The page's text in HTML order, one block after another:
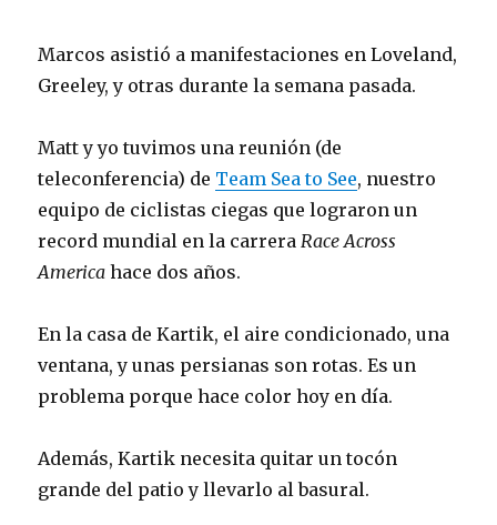
Marcos asistió a manifestaciones en Loveland,
Greeley, y otras durante la semana pasada.
Matt y yo tuvimos una reunión (de
teleconferencia) de Team Sea to See, nuestro
equipo de ciclistas ciegas que lograron un
record mundial en la carreraRace Across
America hace dos años.
En la casa de Kartik, el aire condicionado, una
ventana, y unas persianas son rotas. Es un
problema porque hace color hoy en día.
Además, Kartik necesita quitar un tocón
grande del patio y llevarlo al basural.